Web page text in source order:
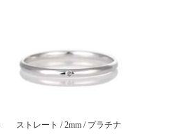
ストレート / 2mm / プラチナ